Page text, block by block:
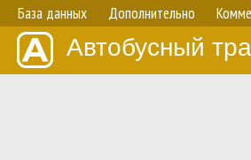
База данных Дополнительно
Автобусный